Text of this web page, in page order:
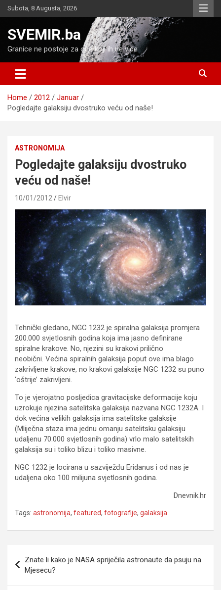
Skip
to
Subota, 8 Augusta, 2026
SVEMIR.ba
Granice ne postoje za one koji ih ne vide
Home 2012
Januar
Pogledajte galaksiju dvostruko veću od naše!
ASTRONOMIJA
Pogledajte galaksiju dvostruko
veću od naše!
10/01/2012 Elvir
Tehnički gledano, NGC 1232 je spiralna galaksija promjera
200.000 svjetlosnih godina koja ima jasno definirane
spiralne krakove. No, njezini su krakovi prilično
neobični. Većina spiralnih galaksija poput ove ima blago
zakrivljene krakove, no krakovi galaksije NGC 1232 su puno
‘oštrije’ zakrivljeni.
To je vjerojatno posljedica gravitacijske deformacije koju
uzrokuje njezina satelitska galaksija nazvana NGC 1232A. I
dok većina velikih galaksija ima satelitske galaksije
(Mliječna staza ima jednu omanju satelitsku galaksiju
udaljenu 70.000 svjetlosnih godina) vrlo malo satelitskih
galaksija su i toliko blizu i toliko masivne.
NGC 1232 je locirana u sazviježđu Eridanus i od nas je
udaljena oko 100 milijuna svjetlosnih godina.
Dnevnik.hr
Tags: astronomija, featured, fotografije, galaksija
članaka
Znate li kako je NASA spriječila astronaute da psuju na
Mjesecu?